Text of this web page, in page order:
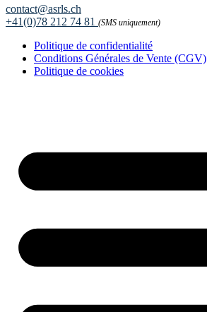
contact@asrls.ch
+41(0)78 212 74 81 (SMS uniquement)
Politique de confidentialité
Conditions Générales de Vente (CGV)
Politique de cookies